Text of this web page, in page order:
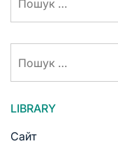
LIBRARY
Сайт